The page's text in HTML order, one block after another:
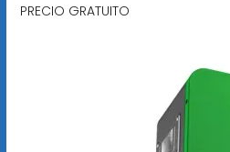
PRECIO GRATUITO